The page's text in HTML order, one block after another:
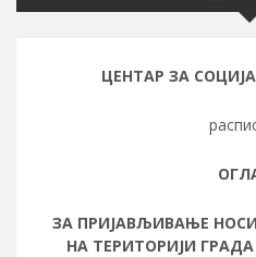
ЦЕНТАР ЗА
ЗА ПРИЈАВЉИВАЊЕ
НА ТЕРИТОРИЈИ